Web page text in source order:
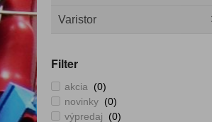
Varistor
Filter
akcia
(0)
novinky (0)
výpredaj
(0)